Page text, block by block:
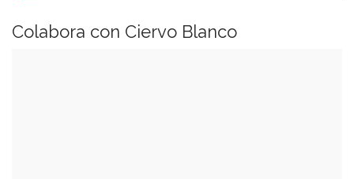
Colabora con Ciervo Blanco